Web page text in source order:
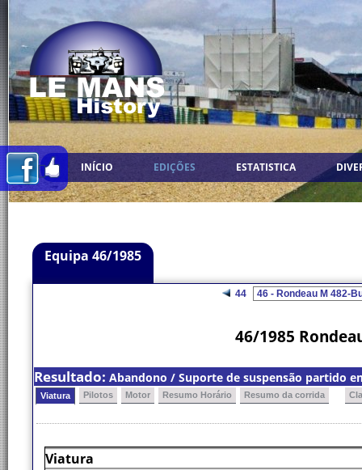
INÍCIO EDIÇÕES ESTATISTICA
Equipa 46/1985
44
46/1985
Resultado: Abandono / Suporte de suspensão partido
Viatura Pilotos Motor Resumo Horário Resumo da corrida
Viatura